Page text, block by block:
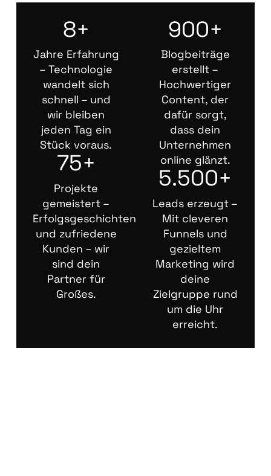
8+
Jahre Erfahrung
– Technologie
wandelt sich
schnell – und
wir bleiben
jeden Tag ein
Stück voraus.
75+
Projekte
gemeistert –
Erfolgsgeschichten
und zufriedene
Kunden – wir
sind dein
Partner für
Großes.
900+
Blogbeiträge
erstellt –
Hochwertiger
Content, der
dafür sorgt,
dass dein
Unternehmen
online glänzt.
5.500+
Leads erzeugt –
Mit cleveren
Funnels und
gezieltem
Marketing wird
deine
Zielgruppe rund
um die Uhr
erreicht.